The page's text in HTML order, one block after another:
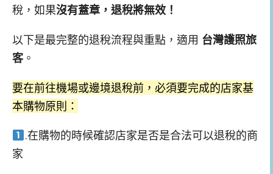
稅，如果沒有蓋章，退稅將無效！
以下是最完整的退稅流程與重點，適用 台灣護照旅
客。
要在前往機場或邊境退稅前，必須要完成的店家基
本購物原則：
.在購物的時候確認店家是否是合法可以退稅的商
家